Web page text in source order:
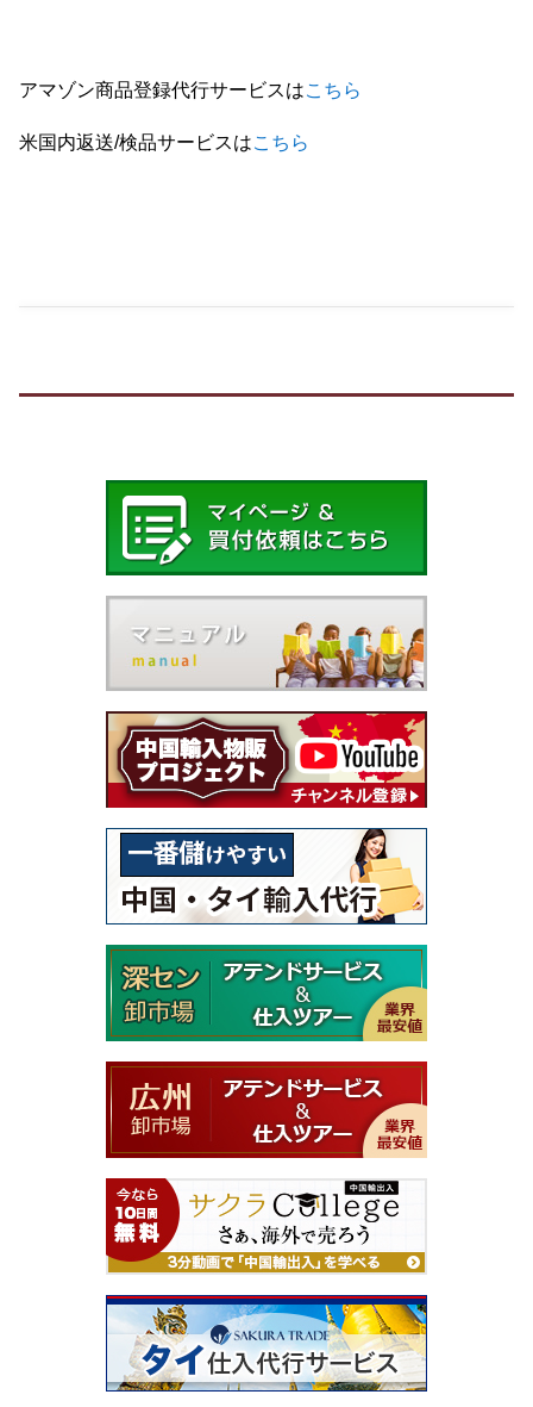
アマゾン商品登録代行サービスはこちら
米国内返送/検品サービスはこちら